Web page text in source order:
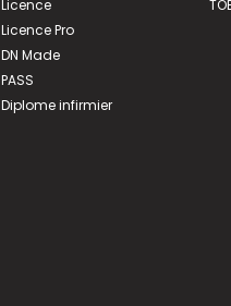
Licence
Licence Pro
DN Made
PASS
Diplome infirmier